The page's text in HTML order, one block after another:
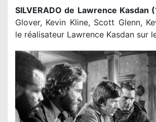
SILVERADO de Lawrence Kasdan
Glover, Kevin Kline, Scott Glenn,
le réalisateur Lawrence Kasdan sur